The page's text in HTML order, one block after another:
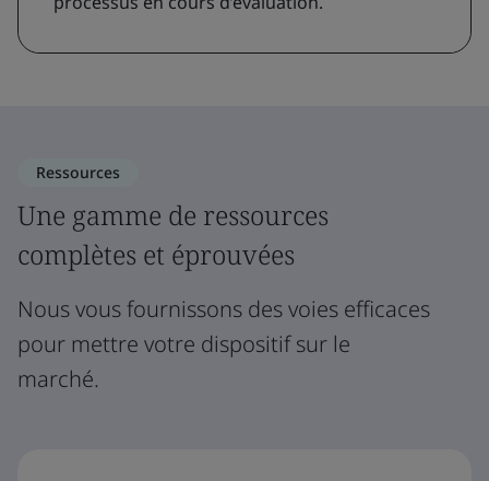
Ressources
Une gamme de ressources
complètes et éprouvées
Nous vous fournissons des voies efficaces
pour mettre votre dispositif sur le
marché.